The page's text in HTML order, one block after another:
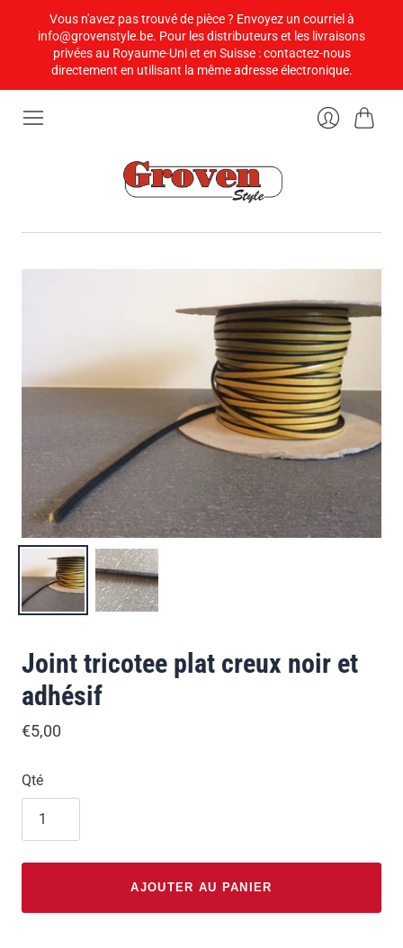
Vous n'avez pas trouvé de pièce ? Envoyez un courriel à
info@grovenstyle.be. Pour les distributeurs et les livraisons
privées au Royaume-Uni et en Suisse : contactez-nous
directement en utilisant la même adresse électronique.
Joint tricotee plat creux noir et
adhésif
€5,00
Qté
AJOUTER AU PANIER